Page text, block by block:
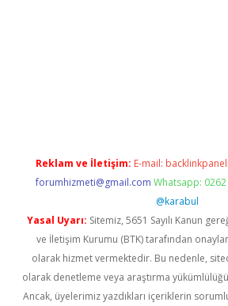
Reklam ve İletişim: E-mail:
forumhizmeti@gmail.com Whatsapp:
@karabul
Yasal Uyarı: Sitemiz, 5651 Sayılı Kanun
ve İletişim Kurumu (BTK) tarafından
olarak hizmet vermektedir. Bu nedenle,
olarak denetleme veya araştırma
Ancak, üyelerimiz yazdıkları içeriklerin